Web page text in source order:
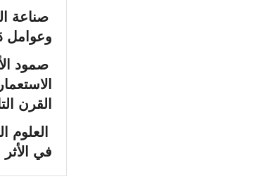
صناعة
وعوامل
صمود
القرن
العلوم
في